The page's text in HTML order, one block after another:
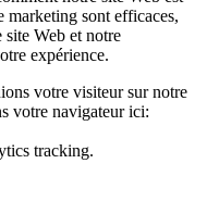
marketing sont efficaces,
site Web et notre
expérience.
votre visiteur sur notre
votre navigateur ici:
tracking.